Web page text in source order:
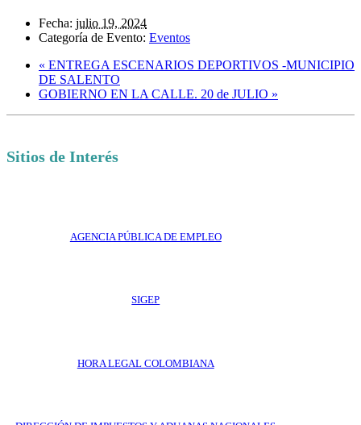
Fecha: julio 19, 2024
Categoría de Evento: Eventos
« ENTREGA ESCENARIOS DEPORTIVOS -MUNICIPIO
DE SALENTO
GOBIERNO EN LA CALLE. 20 de JULIO »
Sitios de Interés
AGENCIA PÚBLICA DE EMPLEO
SIGEP
HORA LEGAL COLOMBIANA